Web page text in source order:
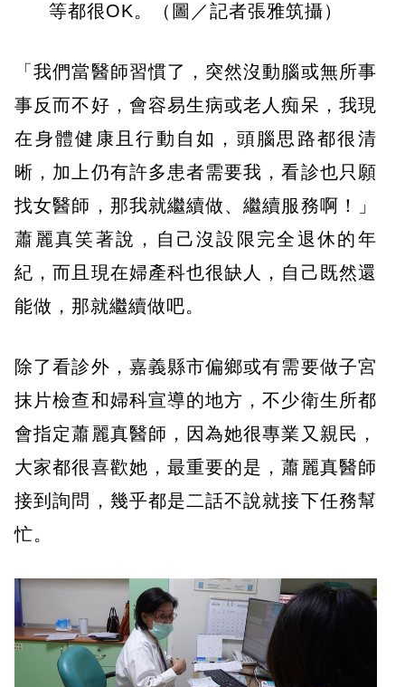
等都很OK。（圖／記者張雅筑攝）
「我們當醫師習慣了，突然沒動腦或無所事
事反而不好，會容易生病或老人痴呆，我現
在身體健康且行動自如，頭腦思路都很清
晰，加上仍有許多患者需要我，看診也只願
找女醫師，那我就繼續做、繼續服務啊！」
蕭麗真笑著說，自己沒設限完全退休的年
紀，而且現在婦產科也很缺人，自己既然還
能做，那就繼續做吧。
除了看診外，嘉義縣市偏鄉或有需要做子宮
抹片檢查和婦科宣導的地方，不少衛生所都
會指定蕭麗真醫師，因為她很專業又親民，
大家都很喜歡她，最重要的是，蕭麗真醫師
接到詢問，幾乎都是二話不說就接下任務幫
忙。